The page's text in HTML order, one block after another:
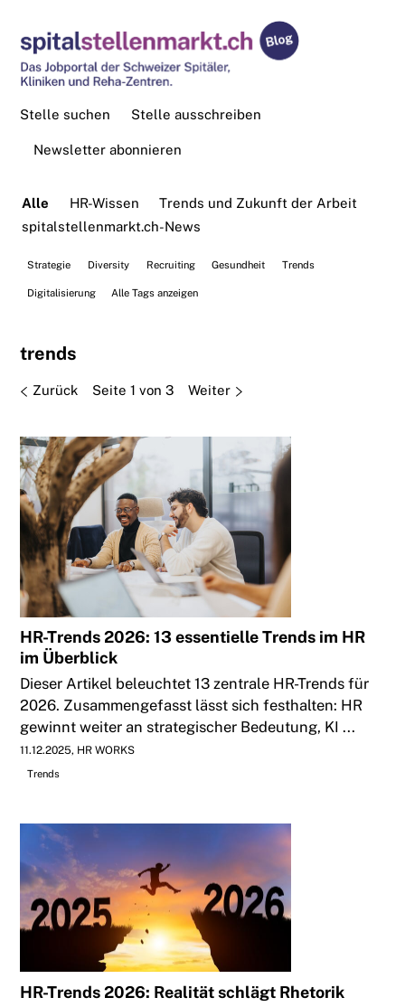
Stelle ausschreiben
Stelle suchen
Newsletter abonnieren
Alle HR-Wissen
Trends und Zukunft der Arbeit
spitalstellenmarkt.ch-News
Strategie Diversity Recruiting Gesundheit Trends
Digitalisierung Alle Tags anzeigen
trends
ZurückSeite 1 von 3 Weiter
HR-Trends 2026: 13 essentielle Trends im HR
im Überblick
Dieser Artikel beleuchtet 13 zentrale HR-Trends für
2026. Zusammengefasst lässt sich festhalten: HR
gewinnt weiter an strategischer Bedeutung, KI ...
11.12.2025 HR WORKS
Trends
HR-Trends 2026: Realität schlägt Rhetorik